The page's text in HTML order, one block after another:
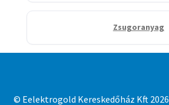
Zsugoranyag
© Eelektrogold Kereskedőház Kft 2026